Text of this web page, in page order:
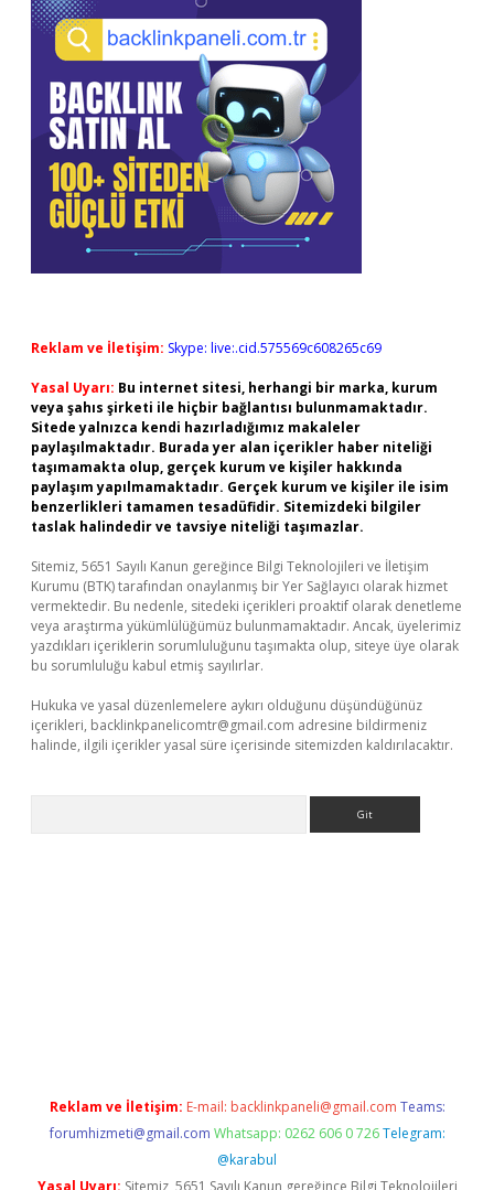
Reklam ve İletişim: Skype: live:.cid.575569c608265c69
Yasal Uyarı: Bu internet sitesi, herhangi bir marka, kurum
veya şahıs şirketi ile hiçbir bağlantısı bulunmamaktadır.
Sitede yalnızca kendi hazırladığımız makaleler
paylaşılmaktadır. Burada yer alan içerikler haber niteliği
taşımamakta olup, gerçek kurum ve kişiler hakkında
paylaşım yapılmamaktadır. Gerçek kurum ve kişiler ile isim
benzerlikleri tamamen tesadüfidir. Sitemizdeki bilgiler
taslak halindedir ve tavsiye niteliği taşımazlar.
Sitemiz, 5651 Sayılı Kanun gereğince Bilgi Teknolojileri ve İletişim
Kurumu (BTK) tarafından onaylanmış bir Yer Sağlayıcı olarak hizmet
vermektedir. Bu nedenle, sitedeki içerikleri proaktif olarak denetleme
veya araştırma yükümlülüğümüz bulunmamaktadır. Ancak, üyelerimiz
yazdıkları içeriklerin sorumluluğunu taşımakta olup, siteye üye olarak
bu sorumluluğu kabul etmiş sayılırlar.
Hukuka ve yasal düzenlemelere aykırı olduğunu düşündüğünüz
içerikleri, backlinkpanelicomtr@gmail.com adresine bildirmeniz
halinde, ilgili içerikler yasal süre içerisinde sitemizden kaldırılacaktır.
Reklam ve İletişim: E-mail: backlinkpaneli@gmail.com Teams:
forumhizmeti@gmail.com Whatsapp: 0262 606 0 726 Telegram:
@karabul
Yasal Uyarı: Sitemiz, 5651 Sayılı Kanun gereğince Bilgi Teknolojileri